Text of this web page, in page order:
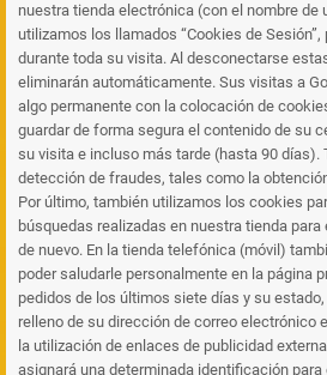
nuestra tienda electrónica (con el nombre de
utilizamos los llamados “Cookies de
durante toda su visita. Al desconectarse
eliminarán automáticamente. Sus visitas a
algo permanente con la colocación de
guardar de forma segura el contenido de su
su visita e incluso más tarde (hasta 90 días).
detección de fraudes, tales como la
Por último, también utilizamos los cookies
búsquedas realizadas en nuestra tienda
de nuevo. En la tienda telefónica (móvil)
poder saludarle personalmente en la página
pedidos de los últimos siete días y su
relleno de su dirección de correo electrónico
la utilización de enlaces de publicidad
asignará una determinada identificación